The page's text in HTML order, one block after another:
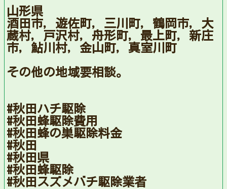
山形県
酒田市，遊佐町，三川町，鶴岡市，大
蔵村，戸沢村，舟形町，最上町，新庄
市，鮎川村，金山町，真室川町
その他の地域要相談。
#秋田ハチ駆除
#秋田蜂駆除費用
#秋田蜂の巣駆除料金
#秋田
#秋田県
#秋田蜂駆除
#秋田スズメバチ駆除業者